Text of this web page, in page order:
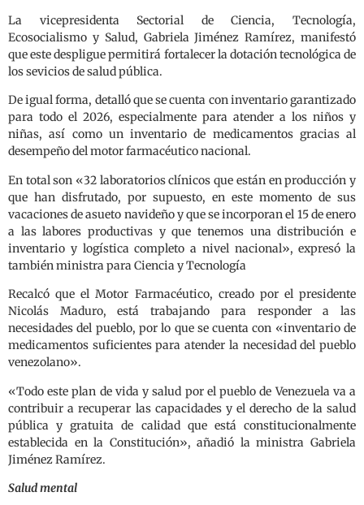
La vicepresidenta Sectorial de Ciencia, Tecnología,
Ecosocialismo y Salud, Gabriela Jiménez Ramírez, manifestó
que este despligue permitirá fortalecer la dotación tecnológica de
los sevicios de salud pública.
De igual forma, detalló que se cuenta con inventario garantizado
para todo el 2026, especialmente para atender a los niños y
niñas, así como un inventario de medicamentos gracias al
desempeño del motor farmacéutico nacional.
En total son «32 laboratorios clínicos que están en producción y
que han disfrutado, por supuesto, en este momento de sus
vacaciones de asueto navideño y que se incorporan el 15 de enero
a las labores productivas y que tenemos una distribución e
inventario y logística completo a nivel nacional», expresó la
también ministra para Ciencia y Tecnología
Recalcó que el Motor Farmacéutico, creado por el presidente
Nicolás Maduro, está trabajando para responder a las
necesidades del pueblo, por lo que se cuenta con «inventario de
medicamentos suficientes para atender la necesidad del pueblo
venezolano».
«Todo este plan de vida y salud por el pueblo de Venezuela va a
contribuir a recuperar las capacidades y el derecho de la salud
pública y gratuita de calidad que está constitucionalmente
establecida en la Constitución», añadió la ministra Gabriela
Jiménez Ramírez.
Salud mental